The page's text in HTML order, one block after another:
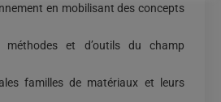
en mobilisant des concepts
et d’outils du champ
familles de matériaux et leurs